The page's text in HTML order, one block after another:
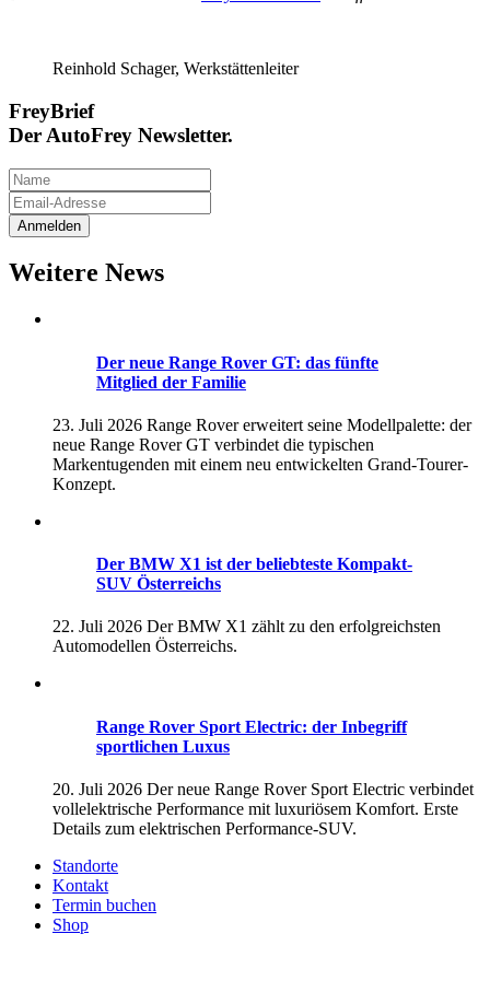
Reinhold Schager, Werkstättenleiter
FreyBrief
Der AutoFrey Newsletter.
Weitere News
Der neue Range Rover GT: das fünfte
Mitglied der Familie
23. Juli 2026 Range Rover erweitert seine Modellpalette: der
neue Range Rover GT verbindet die typischen
Markentugenden mit einem neu entwickelten Grand-Tourer-
Konzept.
Der BMW X1 ist der beliebteste Kompakt-
SUV Österreichs
22. Juli 2026 Der BMW X1 zählt zu den erfolgreichsten
Automodellen Österreichs.
Range Rover Sport Electric: der Inbegriff
sportlichen Luxus
20. Juli 2026 Der neue Range Rover Sport Electric verbindet
vollelektrische Performance mit luxuriösem Komfort. Erste
Details zum elektrischen Performance-SUV.
Standorte
Kontakt
Termin buchen
Shop